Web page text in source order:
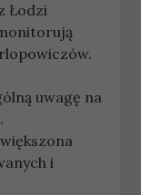
Łodzi
uwagę na
i